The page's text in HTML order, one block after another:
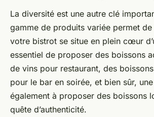
La diversité est une autre clé
gamme de produits variée permet
votre bistrot se situe en plein cœur
essentiel de proposer des boissons
de vins pour restaurant, des
pour le bar en soirée, et bien sûr,
également à proposer des boissons
quête d’authenticité.